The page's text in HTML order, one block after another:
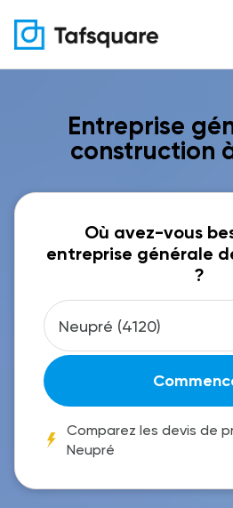
Entreprise
construction
Où avez-vous
entreprise générale
?
Comparez les devis de
Neupré